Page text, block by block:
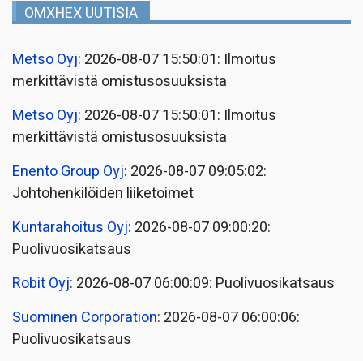
OMXHEX UUTISIA
Metso Oyj: 2026-08-07 15:50:01: Ilmoitus
merkittävistä omistusosuuksista
Metso Oyj: 2026-08-07 15:50:01: Ilmoitus
merkittävistä omistusosuuksista
Enento Group Oyj: 2026-08-07 09:05:02:
Johtohenkilöiden liiketoimet
Kuntarahoitus Oyj: 2026-08-07 09:00:20:
Puolivuosikatsaus
Robit Oyj: 2026-08-07 06:00:09: Puolivuosikatsaus
Suominen Corporation: 2026-08-07 06:00:06:
Puolivuosikatsaus